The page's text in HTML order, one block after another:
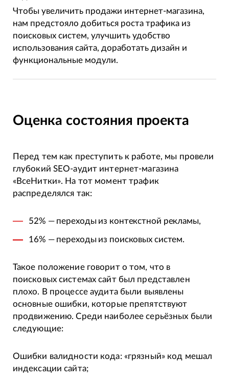
Чтобы увеличить продажи интернет-магазина,
нам предстояло добиться роста трафика из
поисковых систем, улучшить удобство
использования сайта, доработать дизайн и
функциональные модули.
Оценка состояния проекта
Перед тем как преступить к работе, мы провели
глубокий SEO-аудит интернет-магазина
«ВсеНитки». На тот момент трафик
распределялся так:
52% — переходы из контекстной рекламы,
16% — переходы из поисковых систем.
Такое положение говорит о том, что в
поисковых системах сайт был представлен
плохо. В процессе аудита были выявлены
основные ошибки, которые препятствуют
продвижению. Среди наиболее серьёзных были
следующие:
Ошибки валидности кода: «грязный» код мешал
индексации сайта;